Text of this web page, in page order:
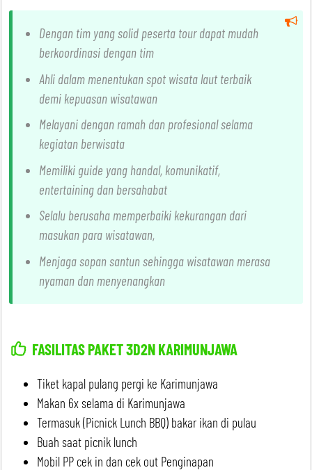
Dengan tim yang solid peserta tour dapat mudah
berkoordinasi dengan tim
Ahli dalam menentukan spot wisata laut terbaik
demi kepuasan wisatawan
Melayani dengan ramah dan profesional selama
kegiatan berwisata
Memiliki guide yang handal, komunikatif,
entertaining dan bersahabat
Selalu berusaha memperbaiki kekurangan dari
masukan para wisatawan,
Menjaga sopan santun sehingga wisatawan merasa
nyaman dan menyenangkan
FASILITAS PAKET 3D2N KARIMUNJAWA
Tiket kapal pulang pergi ke Karimunjawa
Makan 6x selama di Karimunjawa
Termasuk (Picnick Lunch BBQ) bakar ikan di pulau
Buah saat picnik lunch
Mobil PP cek in dan cek out Penginapan